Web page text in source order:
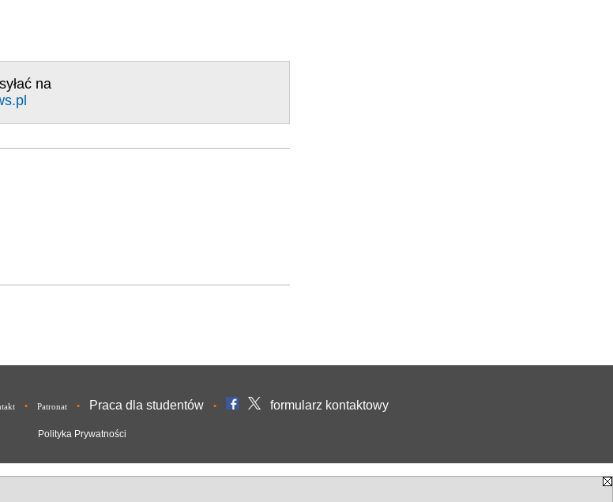
na
• Patronat • Praca dla studentów • formularz kontaktowy
Polityka Prywatności